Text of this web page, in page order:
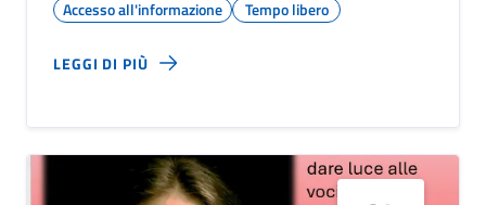
Accesso all'informazione Tempo libero
LEGGI DI PIÙ